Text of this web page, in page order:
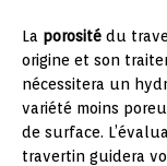
La porosité du
origine et son
nécessitera un
variété moins
de surface.
travertin guidera